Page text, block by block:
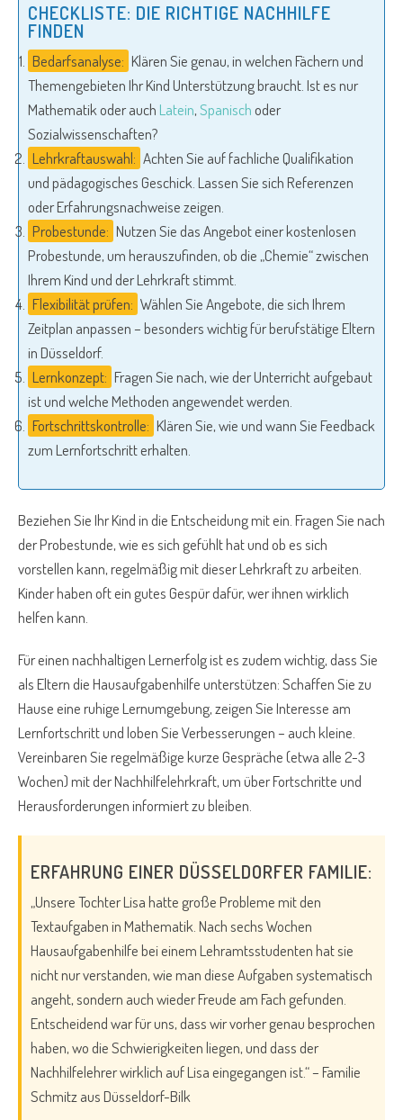
CHECKLISTE: DIE RICHTIGE NACHHILFE
FINDEN
Bedarfsanalyse: Klären Sie genau, in welchen Fächern und
Themengebieten Ihr Kind Unterstützung braucht. Ist es nur
Mathematik oder auch Latein,Spanischoder
Sozialwissenschaften?
Lehrkraftauswahl: Achten Sie auf fachliche Qualifikation
und pädagogisches Geschick. Lassen Sie sich Referenzen
oder Erfahrungsnachweise zeigen.
Probestunde: Nutzen Sie das Angebot einer kostenlosen
Probestunde, um herauszufinden, ob die „Chemie“ zwischen
Ihrem Kind und der Lehrkraft stimmt.
Flexibilität prüfen: Wählen Sie Angebote, die sich Ihrem
Zeitplan anpassen – besonders wichtig für berufstätige Eltern
in Düsseldorf.
Lernkonzept: Fragen Sie nach, wie der Unterricht aufgebaut
ist und welche Methoden angewendet werden.
Fortschrittskontrolle: Klären Sie, wie und wann Sie Feedback
zum Lernfortschritt erhalten.
Beziehen Sie Ihr Kind in die Entscheidung mit ein. Fragen Sie nach
der Probestunde, wie es sich gefühlt hat und ob es sich
vorstellen kann, regelmäßig mit dieser Lehrkraft zu arbeiten.
Kinder haben oft ein gutes Gespür dafür, wer ihnen wirklich
helfen kann.
Für einen nachhaltigen Lernerfolg ist es zudem wichtig, dass Sie
als Eltern die Hausaufgabenhilfe unterstützen: Schaffen Sie zu
Hause eine ruhige Lernumgebung, zeigen Sie Interesse am
Lernfortschritt und loben Sie Verbesserungen – auch kleine.
Vereinbaren Sie regelmäßige kurze Gespräche (etwa alle 2-3
Wochen) mit der Nachhilfelehrkraft, um über Fortschritte und
Herausforderungen informiert zu bleiben.
ERFAHRUNG EINER DÜSSELDORFER FAMILIE:
„Unsere Tochter Lisa hatte große Probleme mit den
Textaufgaben in Mathematik. Nach sechs Wochen
Hausaufgabenhilfe bei einem Lehramtsstudenten hat sie
nicht nur verstanden, wie man diese Aufgaben systematisch
angeht, sondern auch wieder Freude am Fach gefunden.
Entscheidend war für uns, dass wir vorher genau besprochen
haben, wo die Schwierigkeiten liegen, und dass der
Nachhilfelehrer wirklich auf Lisa eingegangen ist.“ – Familie
Schmitz aus Düsseldorf-Bilk